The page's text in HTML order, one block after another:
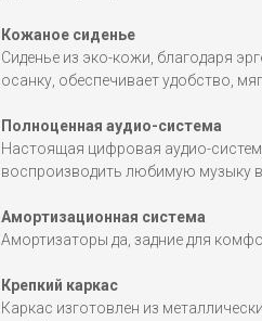
Кожаное сиденье
Сиденье из эко-кожи, благодаря
осанку, обеспечивает удобство,
Полноценная аудио-система
Настоящая цифровая аудио-
воспроизводить любимую музыку
Амортизационная система
Амортизаторы да, задние для
Крепкий каркас
Каркас изготовлен из